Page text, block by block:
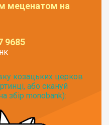
меценатом на
9685
козацьких церков
або скануй
збір monobank):